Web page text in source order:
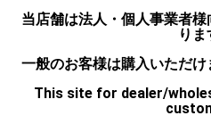
当店舗は法人・個人事業者
りま
一般のお客様は購入いただ
This site for dealer/